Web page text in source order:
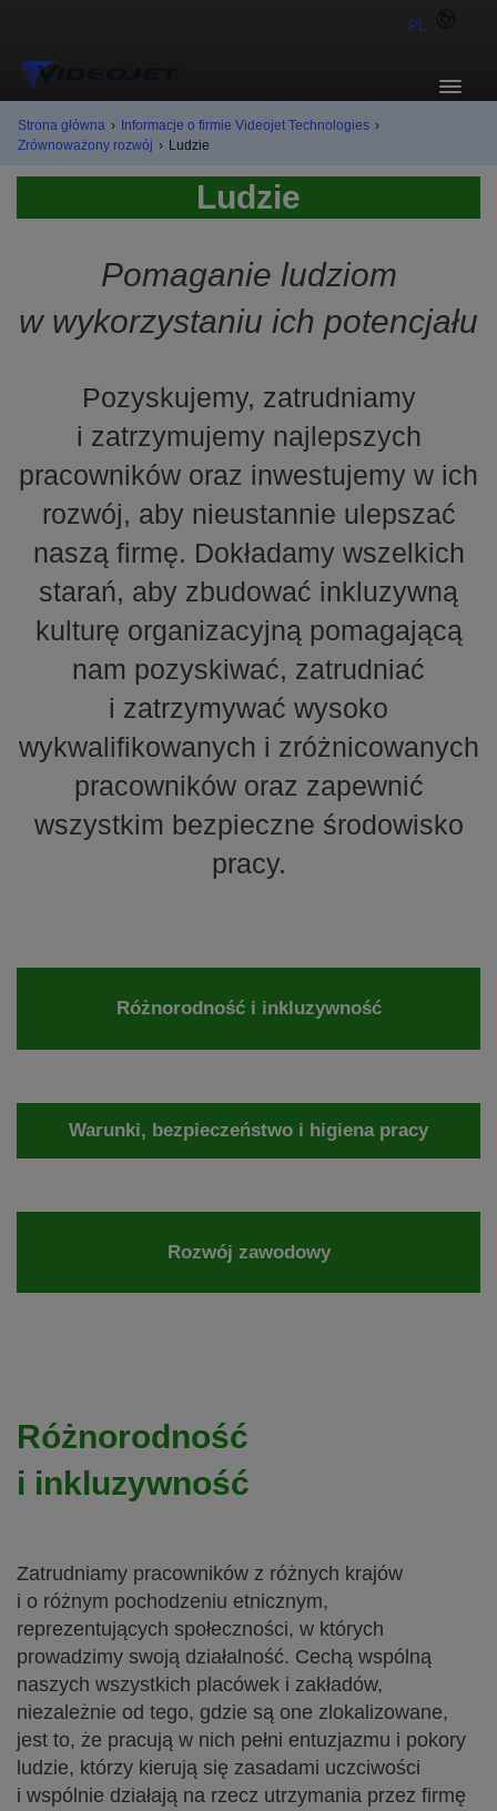
PL
Strona główna › Informacje o firmie Videojet Technologies ›
Zrównoważony rozwój › Ludzie
Ludzie
Pomaganie ludziom
w wykorzystaniu ich potencjału
Pozyskujemy, zatrudniamy
i zatrzymujemy najlepszych
pracowników oraz inwestujemy w ich
rozwój, aby nieustannie ulepszać
naszą firmę. Dokładamy wszelkich
starań, aby zbudować inkluzywną
kulturę organizacyjną pomagającą
nam pozyskiwać, zatrudniać
i zatrzymywać wysoko
wykwalifikowanych i zróżnicowanych
pracowników oraz zapewnić
wszystkim bezpieczne środowisko
pracy.
Różnorodność i inkluzywność
Warunki, bezpieczeństwo i higiena pracy
Rozwój zawodowy
Różnorodność
i inkluzywność
Zatrudniamy pracowników z różnych krajów
i o różnym pochodzeniu etnicznym,
reprezentujących społeczności, w których
prowadzimy swoją działalność. Cechą wspólną
naszych wszystkich placówek i zakładów,
niezależnie od tego, gdzie są one zlokalizowane,
jest to, że pracują w nich pełni entuzjazmu i pokory
ludzie, którzy kierują się zasadami uczciwości
i wspólnie działają na rzecz utrzymania przez firmę